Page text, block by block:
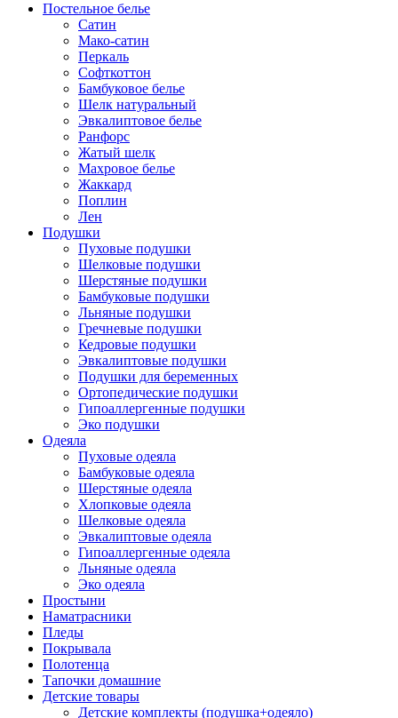
Постельное белье
Сатин
Мако-сатин
Перкаль
Софткоттон
Бамбуковое белье
Шелк натуральный
Эвкалиптовое белье
Ранфорс
Жатый шелк
Махровое белье
Жаккард
Поплин
Лен
Подушки
Пуховые подушки
Шелковые подушки
Шерстяные подушки
Бамбуковые подушки
Льняные подушки
Гречневые подушки
Кедровые подушки
Эвкалиптовые подушки
Подушки для беременных
Ортопедические подушки
Гипоаллергенные подушки
Эко подушки
Одеяла
Пуховые одеяла
Бамбуковые одеяла
Шерстяные одеяла
Хлопковые одеяла
Шелковые одеяла
Эвкалиптовые одеяла
Гипоаллергенные одеяла
Льняные одеяла
Эко одеяла
Простыни
Наматрасники
Пледы
Покрывала
Полотенца
Тапочки домашние
Детские товары
Детские комплекты (подушка+одеяло)